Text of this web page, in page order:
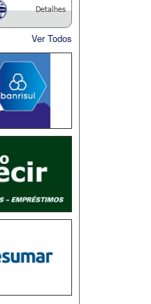
Detalhes
Ver Todos